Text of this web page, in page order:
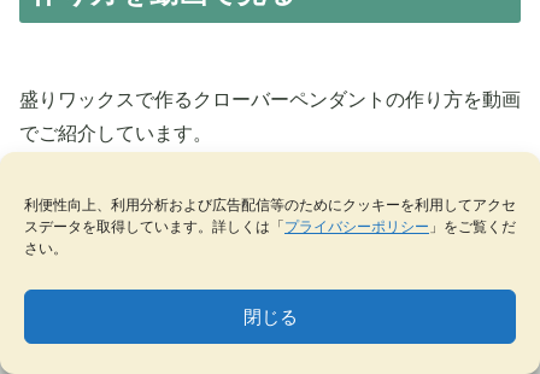
利便性向上、利用分析および広告配信等のためにクッキーを利用してアクセ
スデータを取得しています。詳しくは「 プライバシーポリシー 」をご覧くだ
さい。
閉じる
盛りワックスで作るクローバーペンダントの作り方を動画
でご紹介しています。
ぜひ参考にして作ってみてください。